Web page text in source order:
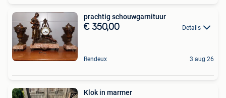
prachtig schouwgarnituur
€ 350,00 Details
Rendeux 3 aug 26
Klok in marmer